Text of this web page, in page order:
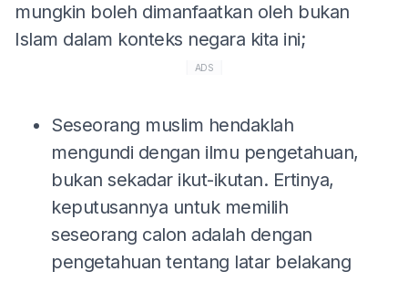
mungkin boleh dimanfaatkan oleh bukan
Islam dalam konteks negara kita ini;
ADS
Seseorang muslim hendaklah
mengundi dengan ilmu pengetahuan,
bukan sekadar ikut-ikutan. Ertinya,
keputusannya untuk memilih
seseorang calon adalah dengan
pengetahuan tentang latar belakang